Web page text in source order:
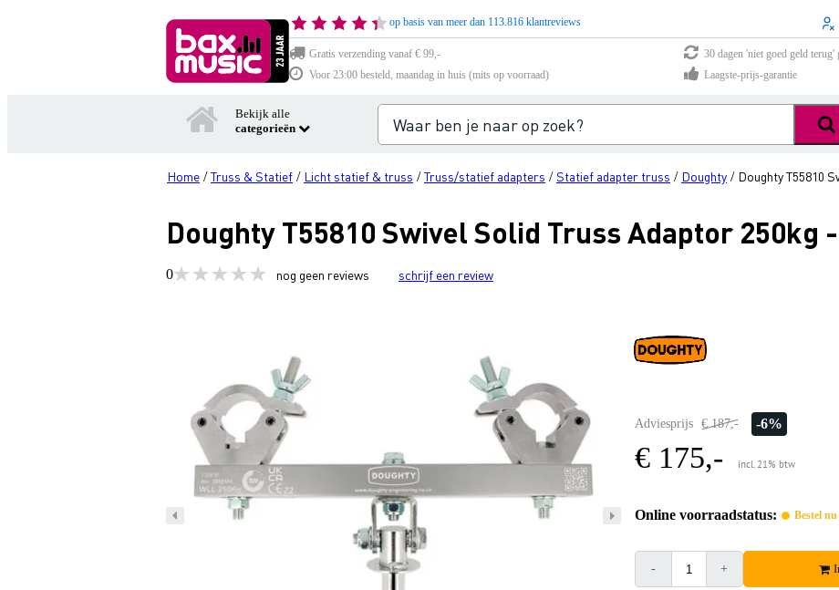
op basis van meer dan 113.816 klantreviews
Gratis verzending vanaf € 99,-
30 dagen 'niet goed geld terug'
Voor 23:00 besteld, maandag in huis (mits op voorraad)
Laagste-prijs-garantie
Bekijk alle
categorieën
Home /Truss & Statief / Licht statief & truss /Truss/statief adapters /Statief adapter truss / Doughty / Doughty T55810
Doughty T55810 Swivel Solid Truss Adaptor 250kg
0 nog geen reviews schrijf een review
Adviesprijs € 187,- -6%
€ 175,- incl. 21% btw
Online voorraadstatus: Bestel
- +